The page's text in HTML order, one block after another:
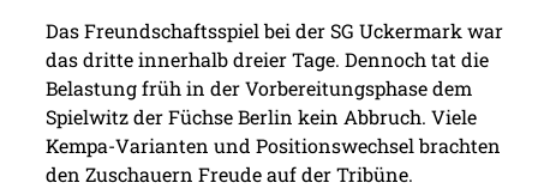
Das Freundschaftsspiel bei der SG Uckermark war
das dritte innerhalb dreier Tage. Dennoch tat die
Belastung früh in der Vorbereitungsphase dem
Spielwitz der Füchse Berlin kein Abbruch. Viele
Kempa-Varianten und Positionswechsel brachten
den Zuschauern Freude auf der Tribüne.